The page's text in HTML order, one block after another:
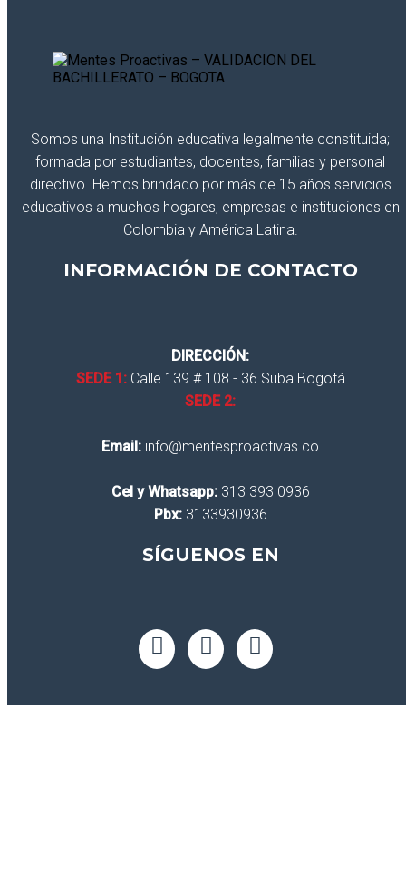
Somos una Institución educativa legalmente constituida;
formada por estudiantes, docentes, familias y personal
directivo. Hemos brindado por más de 15 años servicios
educativos a muchos hogares, empresas e instituciones en
Colombia y América Latina.
INFORMACIÓN DE CONTACTO
DIRECCIÓN:
SEDE 1:Calle 139 # 108 - 36 Suba Bogotá
SEDE 2:
Email: info@mentesproactivas.co
Cel y Whatsapp:313 393 0936
Pbx:3133930936
SÍGUENOS EN